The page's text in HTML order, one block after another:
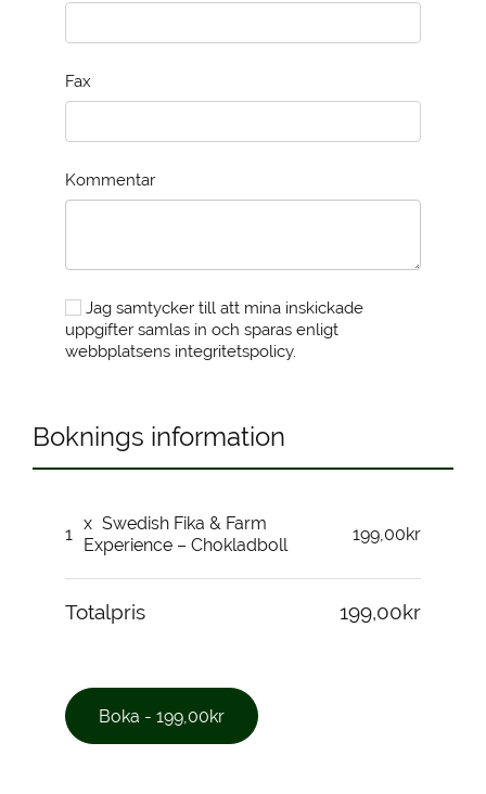
Fax
Kommentar
Jag samtycker till att mina inskickade
uppgifter samlas in och sparas enligt
webbplatsens integritetspolicy.
Boknings information
1
x Swedish Fika & Farm
Experience – Chokladboll
199,00kr
Totalpris 199,00kr